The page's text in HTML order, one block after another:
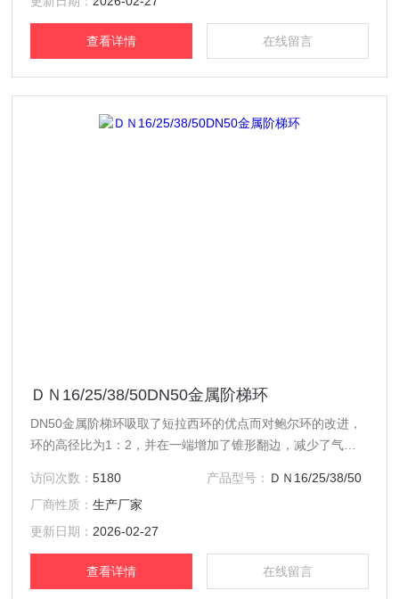
查看详情 在线留言
ＤＮ16/25/38/50DN50金属阶梯环
DN50金属阶梯环吸取了短拉西环的优点而对鲍尔环的改进，
环的高径比为1：2，并在一端增加了锥形翻边，减少了气体
梯环结构特点，使气液分布均匀，增加了气液接触面积而提高
了传质效率。
访问次数：5180 产品型号： ＤＮ16/25/38/50
厂商性质：生产厂家
更新日期： 2026-02-27
查看详情 在线留言